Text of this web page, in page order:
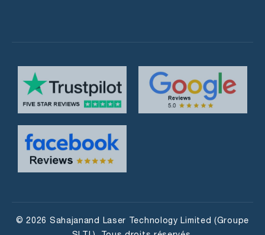
© 2026 Sahajanand Laser Technology Limited (Groupe